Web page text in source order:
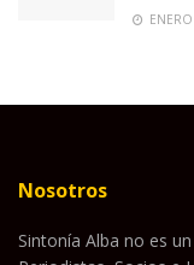
Nosotros
Sintonía Alba no es